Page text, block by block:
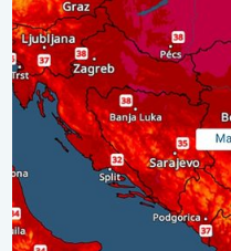
Bliži se osvježenje s